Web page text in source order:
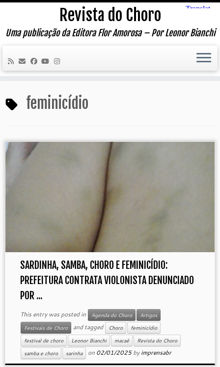
Skip
content
Revista do Choro
Uma publicação da Editora Flor Amorosa – Por Leonor Bianchi
feminicídio
SARDINHA, SAMBA, CHORO E FEMINICÍDIO:
PREFEITURA CONTRATA VIOLONISTA DENUNCIADO
POR ...
This entry was posted in Agenda do Choro
Artigos
Festivais de Choro
and tagged Choro
feminicídio
festival de choro
Leonor Bianchi macaé
Revista do Choro
samba e choro
sarinha on 02/01/2025 byimprensabr